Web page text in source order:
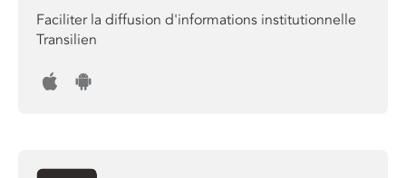
Faciliter la diffusion d'informations institutionnelle
Transilien